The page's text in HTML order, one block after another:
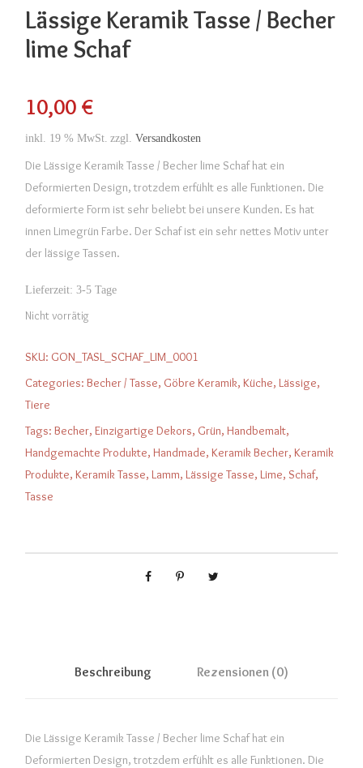
Lässige Keramik Tasse / Becher
lime Schaf
10,00 €
inkl. 19 % MwSt. zzgl. Versandkosten
Die Lässige Keramik Tasse / Becher lime Schaf hat ein
Deformierten Design, trotzdem erfühlt es alle Funktionen. Die
deformierte Form ist sehr beliebt bei unsere Kunden. Es hat
innen Limegrün Farbe. Der Schaf ist ein sehr nettes Motiv unter
der lässige Tassen.
Lieferzeit: 3-5 Tage
Nicht vorrätig
SKU: GON_TASL_SCHAF_LIM_0001
Categories: Becher / Tasse, Göbre Keramik, Küche, Lässige,
Tiere
Tags: Becher, Einzigartige Dekors, Grün, Handbemalt,
Handgemachte Produkte, Handmade, Keramik Becher, Keramik
Produkte, Keramik Tasse, Lamm, Lässige Tasse, Lime, Schaf,
Tasse
Beschreibung Rezensionen (0)
Die Lässige Keramik Tasse / Becher lime Schaf hat ein
Deformierten Design, trotzdem erfühlt es alle Funktionen. Die